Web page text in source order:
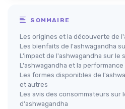
SOMMAIRE
Les origines et la découverte de
Les bienfaits de l'ashwagandha
L'impact de l'ashwagandha sur le
L'ashwagandha et la performance
Les formes disponibles de
et autres
Les avis des consommateurs sur
d'ashwagandha